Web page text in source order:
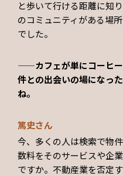
と歩いて行ける距離に知
のコミュニティがある場
でした。
——カフェが単にコーヒ
件との出会いの場になっ
ね。
篤史さん
今、多くの人は検索で物
数料をそのサービスや企
ですか。不動産業を否定